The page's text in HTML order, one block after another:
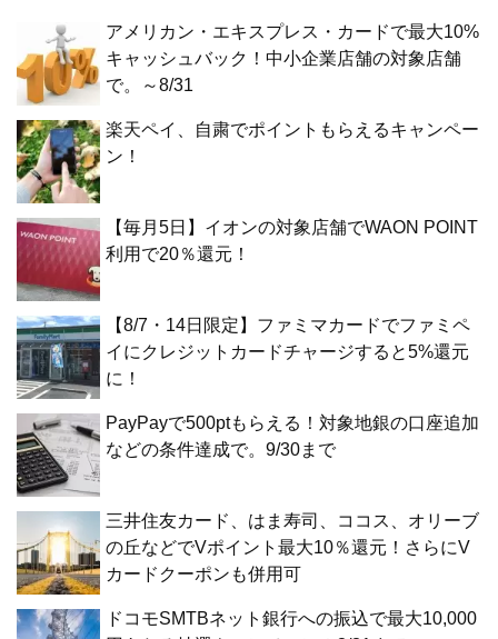
アメリカン・エキスプレス・カードで最大10%
キャッシュバック！中小企業店舗の対象店舗
で。～8/31
楽天ペイ、自粛でポイントもらえるキャンペー
ン！
【毎月5日】イオンの対象店舗でWAON POINT
利用で20％還元！
【8/7・14日限定】ファミマカードでファミペ
イにクレジットカードチャージすると5%還元
に！
PayPayで500ptもらえる！対象地銀の口座追加
などの条件達成で。9/30まで
三井住友カード、はま寿司、ココス、オリーブ
の丘などでVポイント最大10％還元！さらにV
カードクーポンも併用可
ドコモSMTBネット銀行への振込で最大10,000